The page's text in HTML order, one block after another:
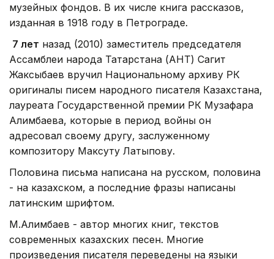
музейных фондов. В их числе книга рассказов,
изданная в 1918 году в Петрограде.
7 лет назад (2010) заместитель председателя
Ассамблеи народа Татарстана (АНТ) Сагит
Жаксыбаев вручил Национальному архиву РК
оригиналы писем народного писателя Казахстана,
лауреата Государственной премии РК Музафара
Алимбаева, которые в период войны он
адресовал своему другу, заслуженному
композитору Максуту Латыпову.
Половина письма написана на русском, половина
- на казахском, а последние фразы написаны
латинским шрифтом.
М.Алимбаев - автор многих книг, текстов
современных казахских песен. Многие
произведения писателя переведены на языки